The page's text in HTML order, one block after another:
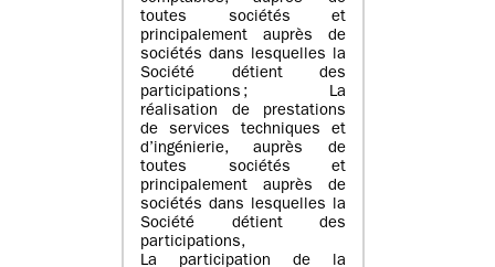
toutes sociétés et
principalement auprès de
sociétés dans lesquelles la
Société détient des
participations ; La
réalisation de prestations
de services techniques et
d’ingénierie, auprès de
toutes sociétés et
principalement auprès de
sociétés dans lesquelles la
Société détient des
participations,
La participation de la